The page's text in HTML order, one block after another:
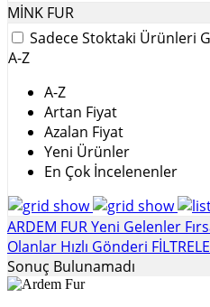
MİNK FUR
Sadece Stoktaki Ürünleri
A-Z
A-Z
Artan Fiyat
Azalan Fiyat
Yeni Ürünler
En Çok İncelenenler
ARDEM FURYeni Gelenler
Olanlar Hızlı Gönderi
Sonuç Bulunamadı